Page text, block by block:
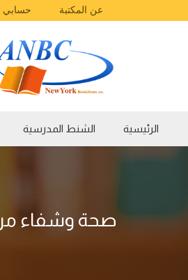
عن المكتبة حسابي
الرئيسية الشنط المدرسية
صحة وشفاء